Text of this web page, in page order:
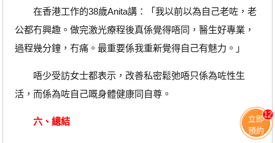
在香港工作的38歲Anita講：「我以前以為自己老咗，老
公都冇興趣。做完激光療程後真係覺得唔同，醫生好專業，
過程幾分鐘，冇痛。最重要係我重新覺得自己有魅力。」
唔少受訪女士都表示，改善私密鬆弛唔只係為咗性生
活，而係為咗自己嘅身體健康同自尊。
六、總結
立即
預約
12